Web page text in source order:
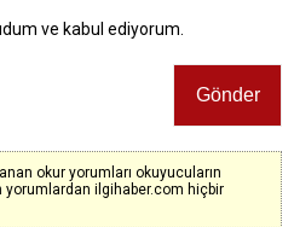
ve kabul ediyorum.
okur yorumları okuyucuların
yorumlardan ilgihaber.com hiçbir